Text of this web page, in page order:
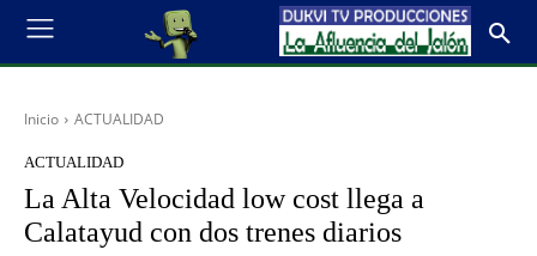
Inicio ACTUALIDAD
ACTUALIDAD
La Alta Velocidad low cost llega a
Calatayud con dos trenes diarios